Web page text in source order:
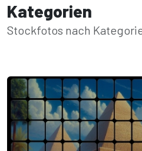
Kategorien
Stockfotos nach